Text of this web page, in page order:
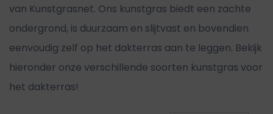
van Kunstgrasnet. Ons kunstgras biedt een zachte
ondergrond, is duurzaam en slijtvast en bovendien
eenvoudig zelf op het dakterras aan te leggen. Bekijk
hieronder onze verschillende soorten kunstgras voor
het dakterras!